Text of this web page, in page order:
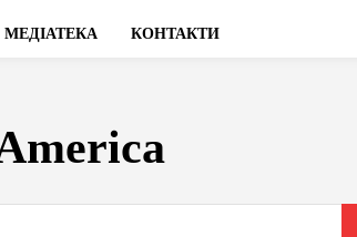
МЕДІАТЕКА КОНТАКТИ